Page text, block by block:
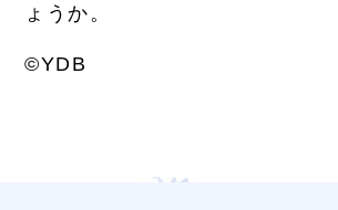
ょうか。
©YDB